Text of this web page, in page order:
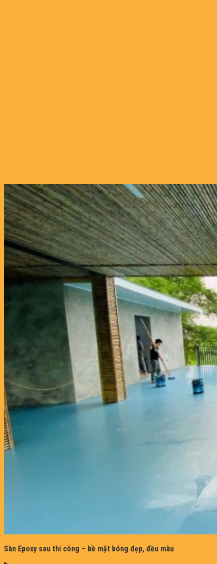
Sàn Epoxy sau thi công – bề mặt bóng đẹp, đều màu